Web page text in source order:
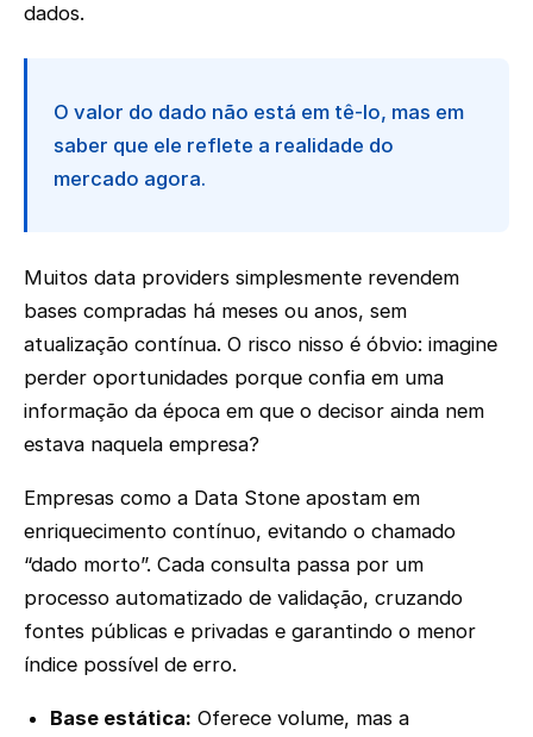
dados.
O valor do dado não está em tê-lo, mas em
saber que ele reflete a realidade do
mercado agora.
Muitos data providers simplesmente revendem
bases compradas há meses ou anos, sem
atualização contínua. O risco nisso é óbvio: imagine
perder oportunidades porque confia em uma
informação da época em que o decisor ainda nem
estava naquela empresa?
Empresas como a Data Stone apostam em
enriquecimento contínuo, evitando o chamado
“dado morto”. Cada consulta passa por um
processo automatizado de validação, cruzando
fontes públicas e privadas e garantindo o menor
índice possível de erro.
Base estática: Oferece volume, mas a